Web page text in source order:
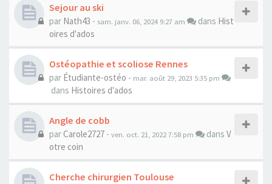
Sejour au ski
par Nath43 - sam. janv. 06, 2024 9:27 am dans Hist
oires d'ados
Ostéopathie et scoliose Rennes
par Étudiante-ostéo - mar. août 29, 2023 5:35 pm
dans Histoires d'ados
Angle de cobb
par Carole2727 - ven. oct. 21, 2022 7:58 pm dans V
otre coin
Cherche chirurgien Toulouse